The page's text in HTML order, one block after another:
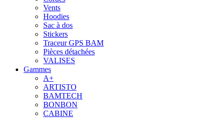
Vents
Hoodies
Sac à dos
Stickers
Traceur GPS BAM
Pièces détachées
VALISES
Gammes
A+
ARTISTO
BAMTECH
BONBON
CABINE